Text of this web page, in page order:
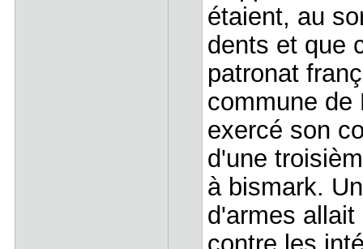
étaient, au
dents et que
patronat
commune de
exercé son
d'une
à bismark.
d'armes
contre les